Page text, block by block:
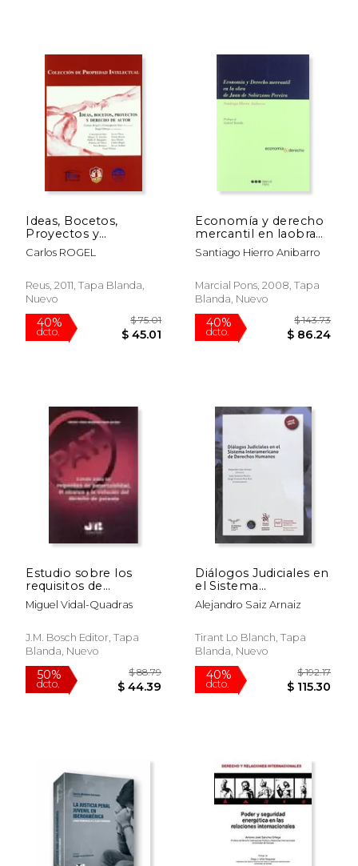
50%
dcto. $ 113.18
40%
dcto. $
Ideas, Bocetos,
Proyectos y
Derechos de Autor
Carlos ROGEL
Reus, 2011, Tapa Blanda,
Nuevo
Economía y derecho
mercantil en laobra
de Juan de Solorzano
Pereira
Santiago Hierro Anibarro
Marcial Pons, 2008, Tapa
Blanda, Nuevo
Estudio sobre los
requisitos de
patentabilidad, el
alcance y la violación
Patente.
Miguel Vidal-Quadras
J.M. Bosch Editor, Tapa
Blanda, Nuevo
Diálogos Judiciales en
el Sistema
Interamericano de
Derechos Humanos
Alejandro Saiz Arnaiz
Tirant Lo Blanch, Tapa
Blanda, Nuevo